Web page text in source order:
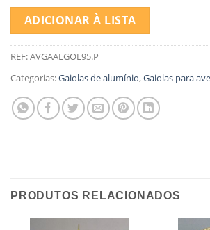
ADICIONAR À LISTA
REF:AVGAALGOL95.P
Categorias:Gaiolas de alumínio,Gaiolas para
PRODUTOS RELACIONADOS